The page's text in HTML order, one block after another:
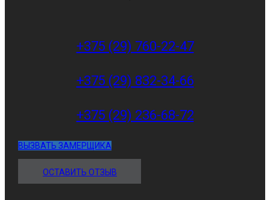
+375 (29) 760-22-47
+375 (29) 832-34-66
+375 (29) 236-68-72
ВЫЗВАТЬ ЗАМЕРЩИКА
ОСТАВИТЬ ОТЗЫВ